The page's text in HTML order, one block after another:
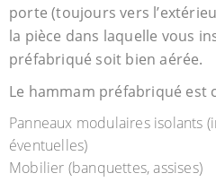
porte (toujours vers
la pièce dans laquelle vous
préfabriqué soit bien aérée.
Le hammam préfabriqué est
Panneaux modulaires isolants
éventuelles)
Mobilier (banquettes, assises)